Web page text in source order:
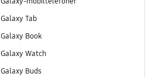
Galaxy Tab
Galaxy Book
Galaxy Watch
Galaxy Buds